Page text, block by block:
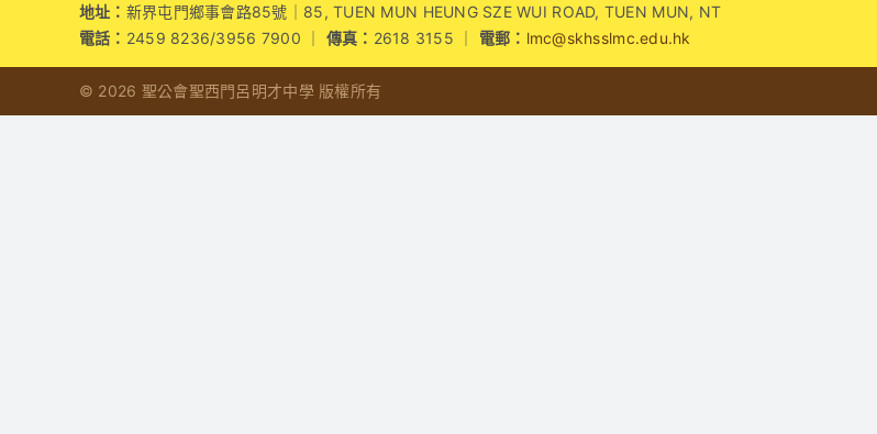
地址： 新界屯門鄉事會路85號｜85, TUEN MUN HEUNG SZE WUI ROAD, TUEN MUN, NT
電話： 2459 8236/3956 7900 ｜ 傳真： 2618 3155 ｜ 電郵： lmc@skhsslmc.edu.hk
© 2026 聖公會聖西門呂明才中學 版權所有